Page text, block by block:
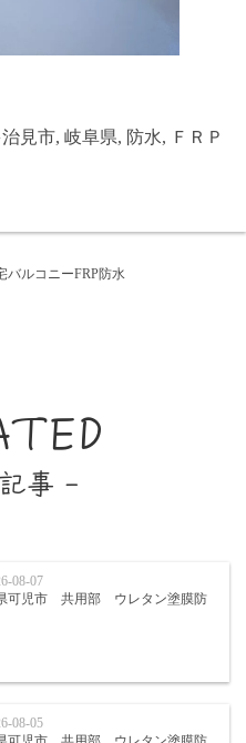
見市, 岐阜県, 防水, ＦＲＰ
バルコニーFRP防水
事 -
08-07
可児市 共用部 ウレタン塗膜防
08-05